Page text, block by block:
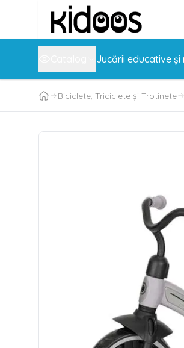
Jucării educative
Biciclete, Triciclete și Trotinete